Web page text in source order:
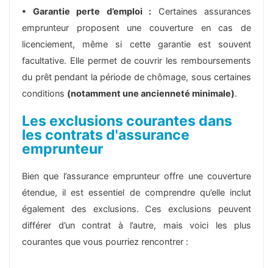
• Garantie perte d’emploi : Certaines assurances
emprunteur proposent une couverture en cas de
licenciement, même si cette garantie est souvent
facultative. Elle permet de couvrir les remboursements
du prêt pendant la période de chômage, sous certaines
conditions (notamment une ancienneté minimale).
Les exclusions courantes dans
les contrats d'assurance
emprunteur
Bien que l’assurance emprunteur offre une couverture
étendue, il est essentiel de comprendre qu’elle inclut
également des exclusions. Ces exclusions peuvent
différer d’un contrat à l’autre, mais voici les plus
courantes que vous pourriez rencontrer :